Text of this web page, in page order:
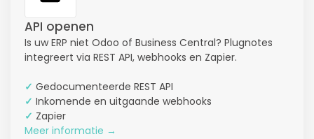
API openen
Is uw ERP niet Odoo of Business Central? Plugnotes
integreert via REST API, webhooks en Zapier.
✓ Gedocumenteerde REST API
✓ Inkomende en uitgaande webhooks
✓ Zapier
Meer informatie →